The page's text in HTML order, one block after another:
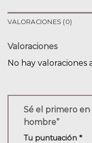
VALORACIONES (0)
Valoraciones
No hay valoraciones
Sé el primero
hombre”
Tu puntuación *